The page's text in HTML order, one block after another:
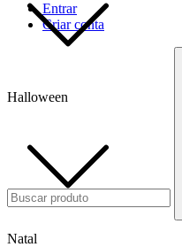
Halloween
Natal
Entrar
Criar conta